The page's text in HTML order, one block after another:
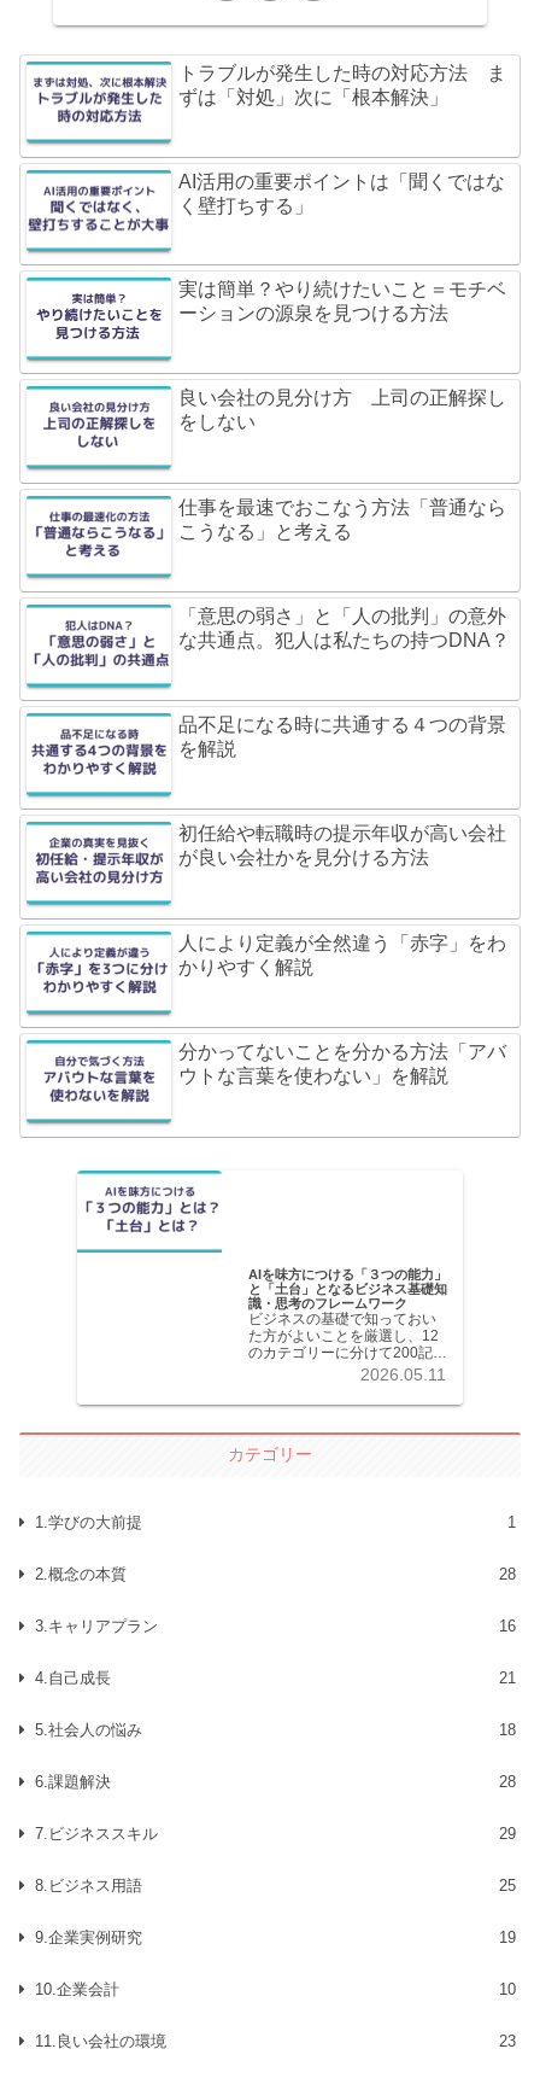
トラブルが発生した時の対応方法 ま
ずは「対処」次に「根本解決」
AI活用の重要ポイントは「聞くではな
く壁打ちする」
実は簡単？やり続けたいこと＝モチベ
ーションの源泉を見つける方法
良い会社の見分け方 上司の正解探し
をしない
仕事を最速でおこなう方法「普通なら
こうなる」と考える
「意思の弱さ」と「人の批判」の意外
な共通点。犯人は私たちの持つDNA？
品不足になる時に共通する４つの背景
を解説
初任給や転職時の提示年収が高い会社
が良い会社かを見分ける方法
人により定義が全然違う「赤字」をわ
かりやすく解説
分かってないことを分かる方法「アバ
ウトな言葉を使わない」を解説
AIを味方につける「３つの能力」
と「土台」となるビジネス基礎知
識・思考のフレームワーク
ビジネスの基礎で知っておい
た方がよいことを厳選し、12
のカテゴリーに分けて200記事
以上を掲載しています。各記
事共分かりやすく解説してい
ます。
2026.05.11
カテゴリー
1.学びの大前提 1
2.概念の本質 28
3.キャリアプラン 16
4.自己成長 21
5.社会人の悩み 18
6.課題解決 28
7.ビジネススキル 29
8.ビジネス用語 25
9.企業実例研究 19
10.企業会計 10
11.良い会社の環境 23